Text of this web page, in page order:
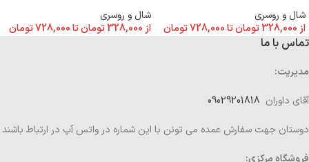
شال و روسری
از 328,000تومانتا728,000تومان
شال و روسری
از 328,000تومانتا728,000تومان
تماس با ما
مدیریت:
آقای داوران
دوستان جهت سفارش عمده می تونن با این شماره در واتس آپ در ارتباط باشند
فروشگاه مرکزی: